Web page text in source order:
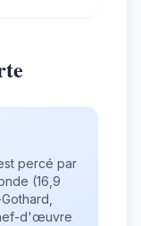
percé par
(16,9
d'œuvre